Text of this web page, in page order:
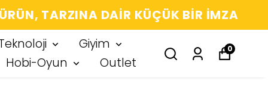
Giyim
Hobi-Oyun Outlet
0